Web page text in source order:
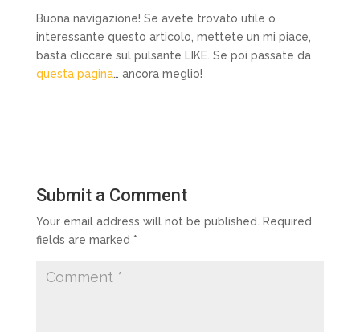
Buona navigazione! Se avete trovato utile o
interessante questo articolo, mettete un mi piace,
basta cliccare sul pulsante LIKE. Se poi passate da
questa pagina… ancora meglio!
Submit a Comment
Your email address will not be published.
Required
fields are marked *